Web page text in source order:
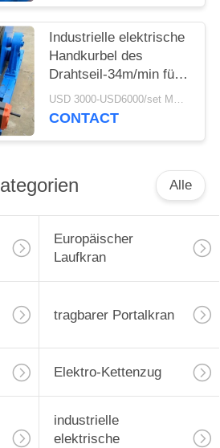
Industrielle elektrische
Handkurbel des
Drahtseil-34m/min für
Baumaterial
USD 3000-USD6000/set MOQ:1 Satz
CONTACT
Alle
Europäischer
Laufkran
tragbarer Portalkran
Elektro-Kettenzug
industrielle
elektrische